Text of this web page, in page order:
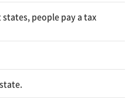
people pay a tax